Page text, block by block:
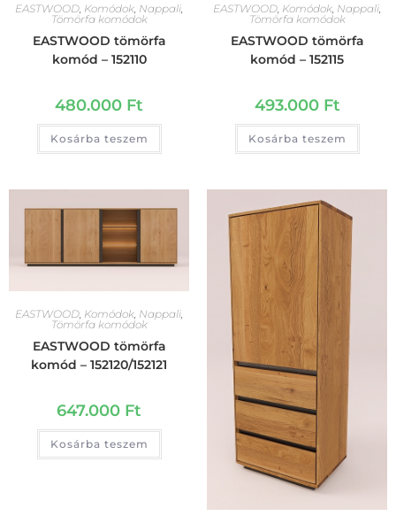
EASTWOOD Komódok Nappali
Tömörfa komódok
EASTWOOD tömörfa
komód – 152110
480.000 Ft
Kosárba teszem
EASTWOOD Komódok Nappali
Tömörfa komódok
EASTWOOD tömörfa
komód – 152115
493.000 Ft
Kosárba teszem
EASTWOOD Komódok Nappali
Tömörfa komódok
EASTWOOD tömörfa
komód – 152120/152121
647.000 Ft
Kosárba teszem